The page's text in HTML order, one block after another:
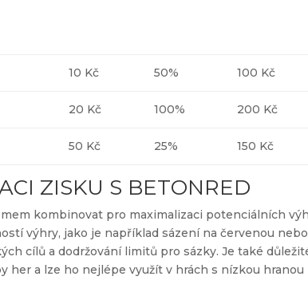
10 Kč 50% 100 Kč
20 Kč 100% 200 Kč
50 Kč 25% 150 Kč
ZISKU S BETONRED
kombinovat pro maximalizaci potenciálních
výhry, jako je například sázení na červenou nebo
cílů a dodržování limitů pro sázky. Je také
a lze ho nejlépe využít v hrách s nízkou hranou